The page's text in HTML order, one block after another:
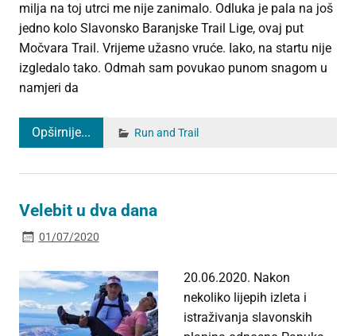
milja na toj utrci me nije zanimalo. Odluka je pala na još
jedno kolo Slavonsko Baranjske Trail Lige, ovaj put
Močvara Trail. Vrijeme užasno vruće. Iako, na startu nije
izgledalo tako. Odmah sam povukao punom snagom u
namjeri da
Opširnije... Run and Trail
Velebit u dva dana
01/07/2020
20.06.2020. Nakon
nekoliko lijepih izleta i
istraživanja slavonskih